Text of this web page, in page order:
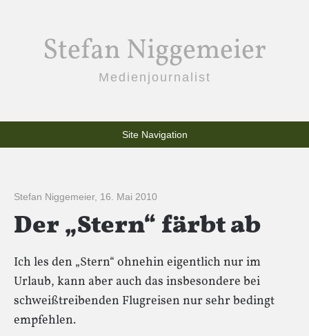
Stefan Niggemeier
Medienjournalist
Site Navigation
Stefan Niggemeier, 16. Mai 2010
Der „Stern“ färbt ab
Ich les den „Stern“ ohnehin eigentlich nur im
Urlaub, kann aber auch das insbesondere bei
schweißtreibenden Flugreisen nur sehr bedingt
empfehlen.